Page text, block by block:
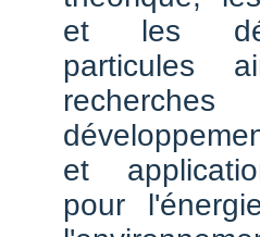
et les
particules
et
pour